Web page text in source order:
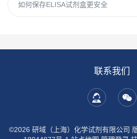
如何保存ELISA试剂盒更安全
联系我们
©2026 研域（上海）化学试剂有限公司